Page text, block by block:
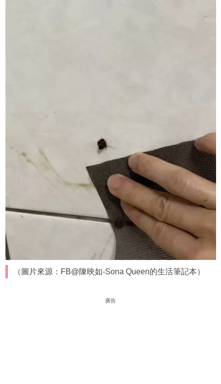
（圖片來源：FB@陳映如-Sona Queen的生活筆記本）
廣告